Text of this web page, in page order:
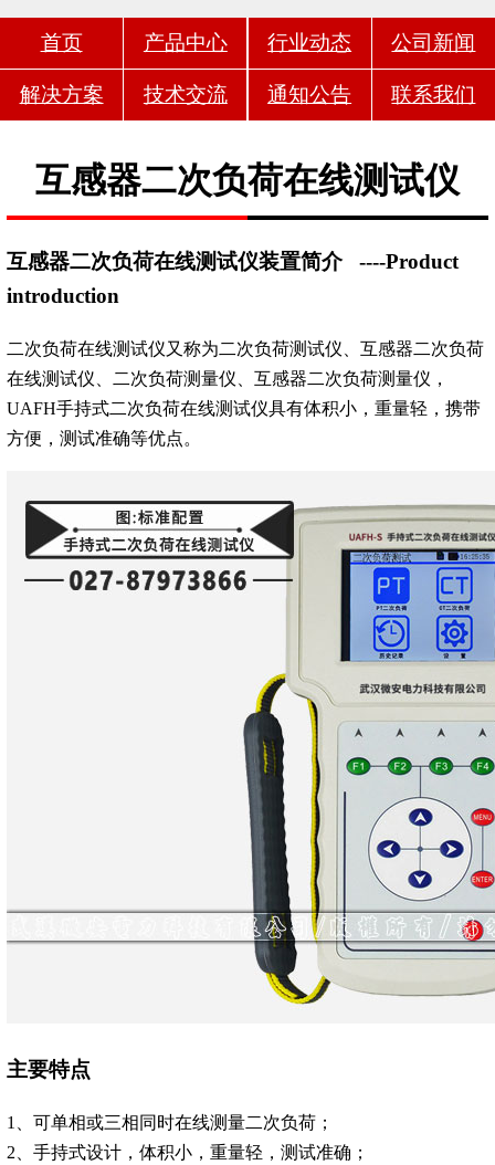
首页 产品中心 行业动态 公司新闻
解决方案 技术交流 通知公告 联系我们
互感器二次负荷在线测试仪
互感器二次负荷在线测试仪装置简介----Product
introduction
二次负荷在线测试仪又称为二次负荷测试仪、互感器二次负荷
在线测试仪、二次负荷测量仪、互感器二次负荷测量仪，
UAFH手持式二次负荷在线测试仪具有体积小，重量轻，携带
方便，测试准确等优点。
主要特点
1、可单相或三相同时在线测量二次负荷；
2、手持式设计，体积小，重量轻，测试准确；